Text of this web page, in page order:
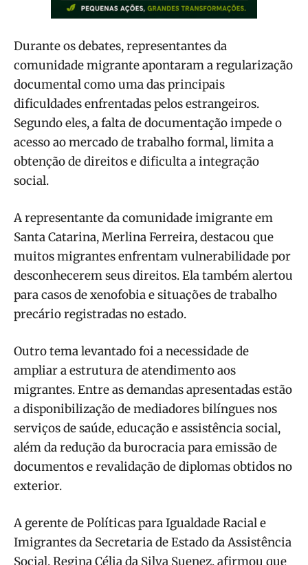
Durante os debates, representantes da
comunidade migrante apontaram a regularização
documental como uma das principais
dificuldades enfrentadas pelos estrangeiros.
Segundo eles, a falta de documentação impede o
acesso ao mercado de trabalho formal, limita a
obtenção de direitos e dificulta a integração
social.
A representante da comunidade imigrante em
Santa Catarina, Merlina Ferreira, destacou que
muitos migrantes enfrentam vulnerabilidade por
desconhecerem seus direitos. Ela também alertou
para casos de xenofobia e situações de trabalho
precário registradas no estado.
Outro tema levantado foi a necessidade de
ampliar a estrutura de atendimento aos
migrantes. Entre as demandas apresentadas estão
a disponibilização de mediadores bilíngues nos
serviços de saúde, educação e assistência social,
além da redução da burocracia para emissão de
documentos e revalidação de diplomas obtidos no
exterior.
A gerente de Políticas para Igualdade Racial e
Imigrantes da Secretaria de Estado da Assistência
Social, Regina Célia da Silva Suenez, afirmou que